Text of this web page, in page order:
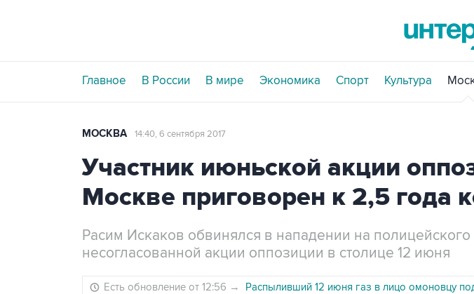
Главное В России В мире Экономика Спорт Культура
МОСКВА 14:40, 6 сентября 2017
Участник июньской акции
Москве приговорен к 2,5 года
Расим Искаков обвинялся в нападении на
несогласованной акции оппозиции в столице 12 июня
Есть обновление от 12:56 → Распыливший 12 июня газ в лицо омоновцу